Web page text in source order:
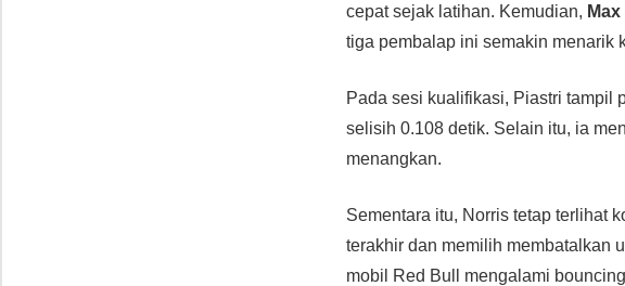
cepat sejak latihan. Kemudian,
tiga pembalap ini semakin menarik
Pada sesi kualifikasi, Piastri tampil
selisih 0.108 detik. Selain itu, ia
menangkan.
Sementara itu, Norris tetap terlihat
terakhir dan memilih membatalkan
mobil Red Bull mengalami